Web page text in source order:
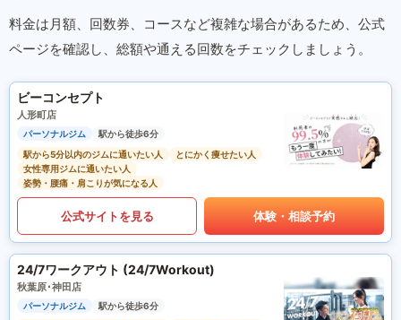
料金は月額、回数券、コースなど複雑な場合があるため、公式
ページを確認し、総額や通える回数をチェックしましょう。
ビーコンセプト
人形町店
パーソナルジム
駅から徒歩6分
駅から5分以内のジムに通いたい人
とにかく痩せたい人
女性専用ジムに通いたい人
姿勢・腰痛・肩こりが気になる人
公式サイトを見る 体験・相談予約
24/7ワークアウト (24/7Workout)
秋葉原･神田店
パーソナルジム
駅から徒歩6分